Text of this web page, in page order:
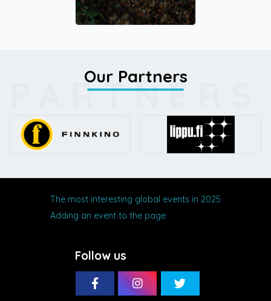
PARTNERS
Our Partners
The most interesting global events in 2025
Adding an event to the page
Follow us